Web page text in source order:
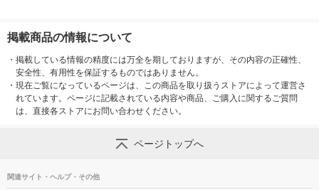
掲載商品の情報について
・ 掲載している情報の精度には万全を期しておりますが、その内容の正確性、
安全性、有用性を保証するものではありません。
・ 現在ご覧になっているページは、この商品を取り扱うストアによって運営さ
れています。ページに記載されている内容や商品、ご購入に関するご質問
は、直接各ストアにお問い合わせください。
ページトップへ
関連サイト・ヘルプ・その他